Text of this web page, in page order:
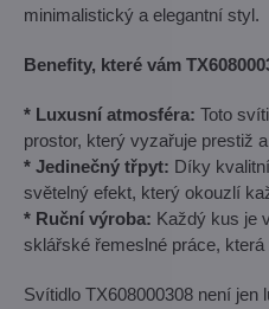
minimalistický a elegantní styl.
Benefity, které vám
* Luxusní atmosféra: Toto
prostor, který vyzařuje prestiž
* Jedinečný třpyt: Díky
světelný efekt, který okouzlí
* Ruční výroba: Každý kus je
sklářské řemeslné práce,
Svítidlo TX608000308 není jen